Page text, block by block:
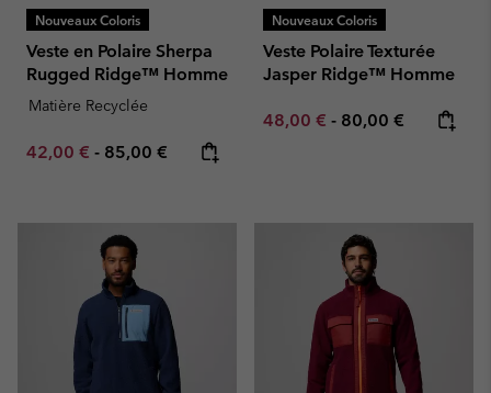
Nouveaux Coloris
Veste en Polaire Sherpa
Rugged Ridge™ Homme
Matière Recyclée
Minimum sale price:
42,00 € - Maximum price:
85,00 €
Nouveaux Coloris
Veste Polaire Texturée
Jasper Ridge™ Homme
Minimum sale price:
48,00 € - Maximum price:
80,00 €